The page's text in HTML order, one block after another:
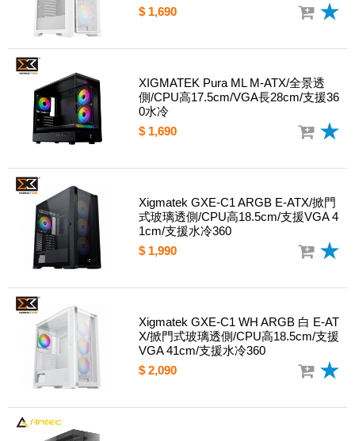
$ 1,690
XIGMATEK Pura ML M-ATX/全景透
側/CPU高17.5cm/VGA長28cm/支援36
0水冷
$ 1,690
Xigmatek GXE-C1 ARGB E-ATX/掀門
式玻璃透側/CPU高18.5cm/支援VGA 4
1cm/支援水冷360
$ 1,990
Xigmatek GXE-C1 WH ARGB 白 E-AT
X/掀門式玻璃透側/CPU高18.5cm/支援
VGA 41cm/支援水冷360
$ 2,090